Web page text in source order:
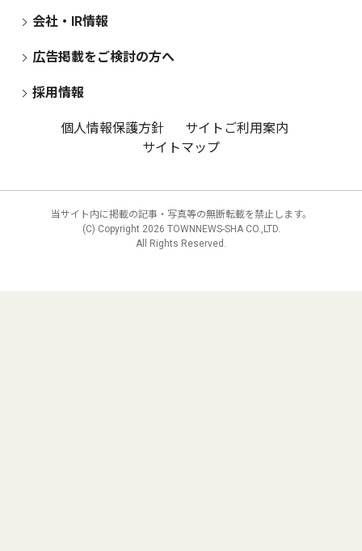
会社・IR情報
広告掲載をご検討の方へ
採用情報
個人情報保護方針
サイトご利用案内
サイトマップ
当サイト内に掲載の記事・写真等の無断転載を禁止します。
(C) Copyright 2026 TOWNNEWS-SHA CO.,LTD.
All Rights Reserved.